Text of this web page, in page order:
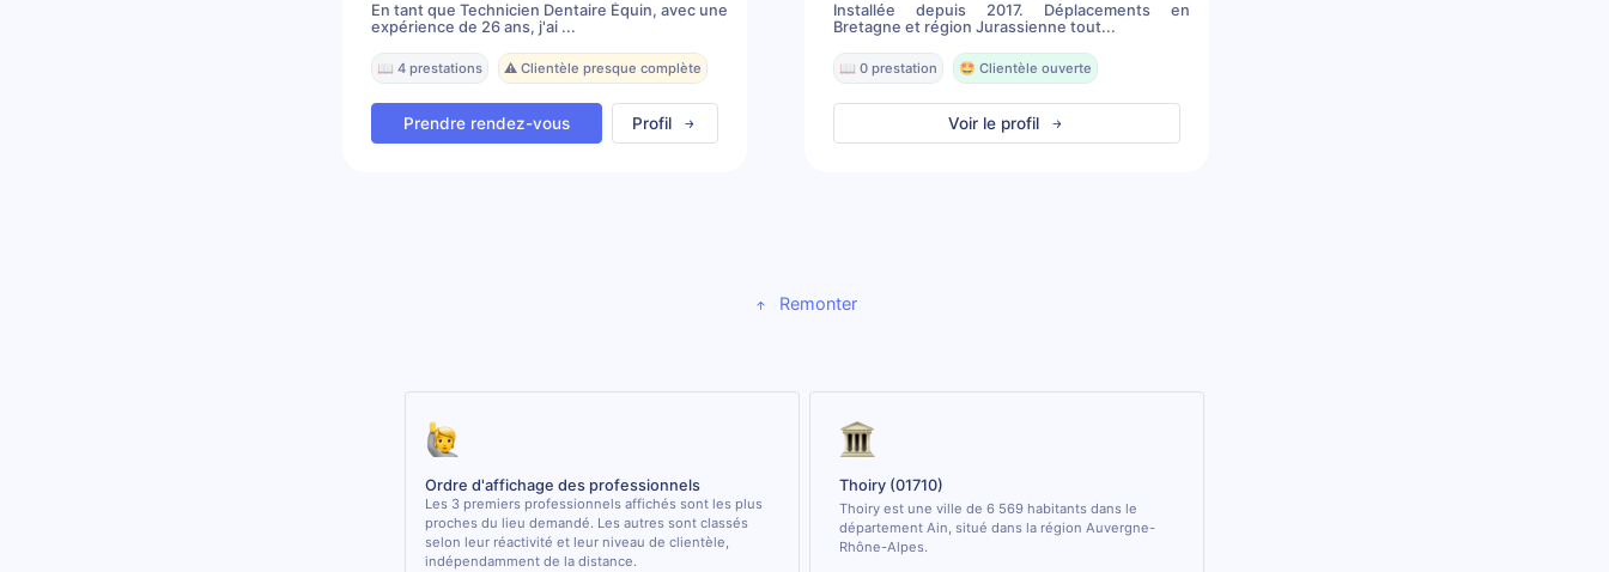
En tant que Technicien Dentaire Équin, avec une
expérience de 26 ans, j'ai ...
📖 4 prestations ⚠️ Clientèle presque complète
Prendre rendez-vous Profil
Installée depuis 2017. Déplacements en
Bretagne et région Jurassienne tout...
📖 0 prestation 🤩 Clientèle ouverte
Voir le profil
Remonter
Ordre d'affichage des professionnels
Les 3 premiers professionnels affichés sont les plus
proches du lieu demandé. Les autres sont classés
selon leur réactivité et leur niveau de clientèle,
indépendamment de la distance.
Thoiry (01710)
Thoiry est une ville de 6 569 habitants dans le
département Ain, situé dans la région Auvergne-
Rhône-Alpes.